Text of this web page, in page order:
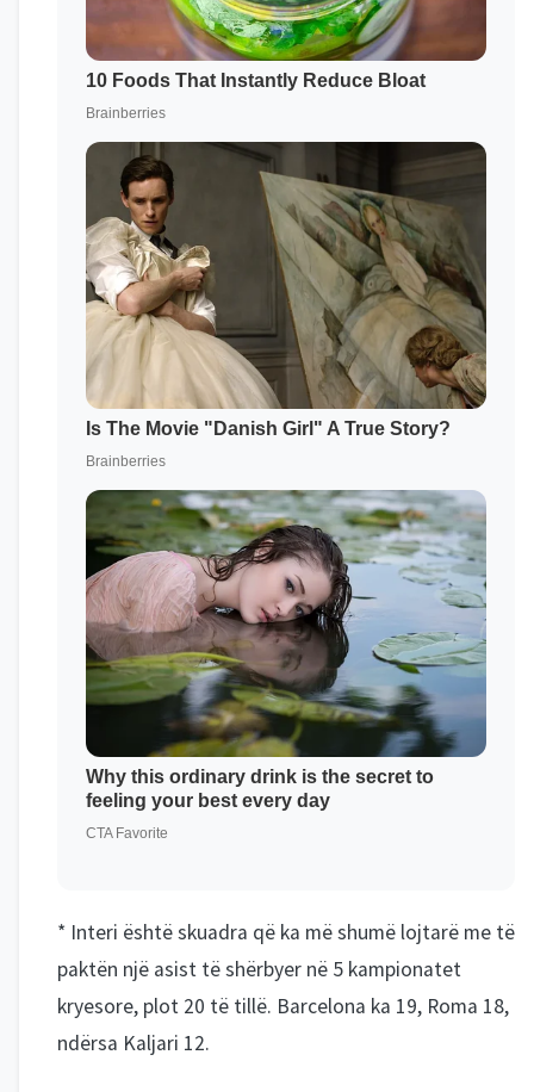
* Interi është skuadra që ka më shumë lojtarë me të
paktën një asist të shërbyer në 5 kampionatet
kryesore, plot 20 të tillë. Barcelona ka 19, Roma 18,
ndërsa Kaljari 12.